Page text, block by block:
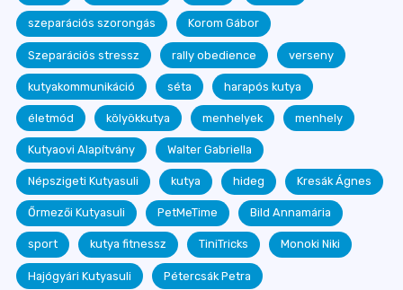
szeparációs szorongás Korom Gábor
Szeparációs stressz rally obedience verseny
kutyakommunikáció séta harapós kutya
életmód kölyökkutya menhelyek menhely
Kutyaovi Alapítvány Walter Gabriella
Népszigeti Kutyasuli kutya hideg Kresák Ágnes
Őrmezői Kutyasuli PetMeTime Bild Annamária
sport kutya fitnessz TiniTricks Monoki Niki
Hajógyári Kutyasuli Pétercsák Petra